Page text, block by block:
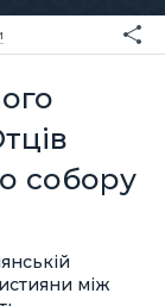
cобору
між